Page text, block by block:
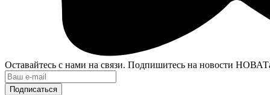
Оставайтесь с нами на связи. Подпишитесь на новости
Подписаться